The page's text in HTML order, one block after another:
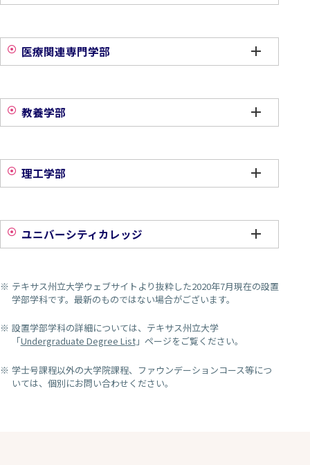
医療関連専門学部
教養学部
理工学部
ユニバーシティカレッジ
テキサス州立大学ウェブサイトより抜粋した2020年7月現在の設置
学部学科です。最新のものではない場合がございます。
設置学部学科の詳細については、テキサス州立大学
「Undergraduate Degree List」ページをご覧ください。
学士号課程以外の大学院課程、ファウンデーションコース等につ
いては、個別にお問い合わせください。